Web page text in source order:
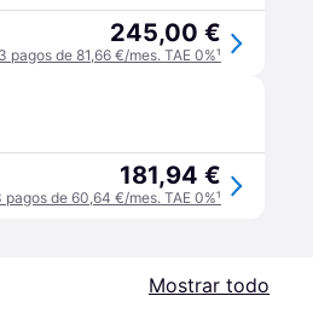
245,00 €
pagos de 81,66 €/mes. TAE 0%¹
181,94 €
pagos de 60,64 €/mes. TAE 0%¹
Mostrar todo